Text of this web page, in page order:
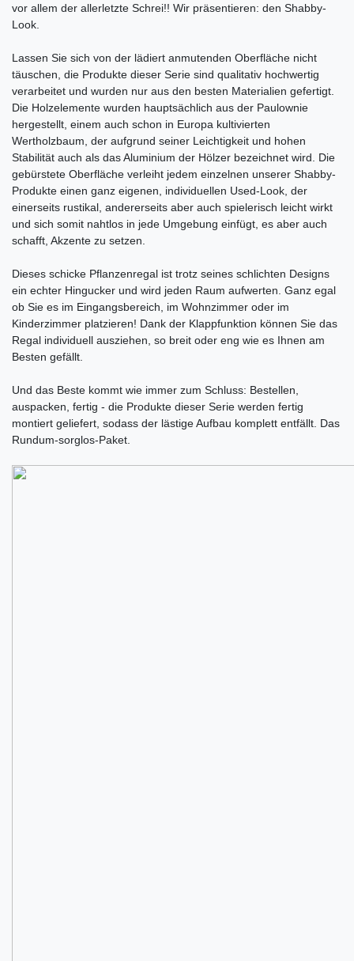
vor allem der allerletzte Schrei!! Wir präsentieren: den Shabby-
Look.
Lassen Sie sich von der lädiert anmutenden Oberfläche nicht
täuschen, die Produkte dieser Serie sind qualitativ hochwertig
verarbeitet und wurden nur aus den besten Materialien gefertigt.
Die Holzelemente wurden hauptsächlich aus der Paulownie
hergestellt, einem auch schon in Europa kultivierten
Wertholzbaum, der aufgrund seiner Leichtigkeit und hohen
Stabilität auch als das Aluminium der Hölzer bezeichnet wird. Die
gebürstete Oberfläche verleiht jedem einzelnen unserer Shabby-
Produkte einen ganz eigenen, individuellen Used-Look, der
einerseits rustikal, andererseits aber auch spielerisch leicht wirkt
und sich somit nahtlos in jede Umgebung einfügt, es aber auch
schafft, Akzente zu setzen.
Dieses schicke Pflanzenregal ist trotz seines schlichten Designs
ein echter Hingucker und wird jeden Raum aufwerten. Ganz egal
ob Sie es im Eingangsbereich, im Wohnzimmer oder im
Kinderzimmer platzieren! Dank der Klappfunktion können Sie das
Regal individuell ausziehen, so breit oder eng wie es Ihnen am
Besten gefällt.
Und das Beste kommt wie immer zum Schluss: Bestellen,
auspacken, fertig - die Produkte dieser Serie werden fertig
montiert geliefert, sodass der lästige Aufbau komplett entfällt. Das
Rundum-sorglos-Paket.